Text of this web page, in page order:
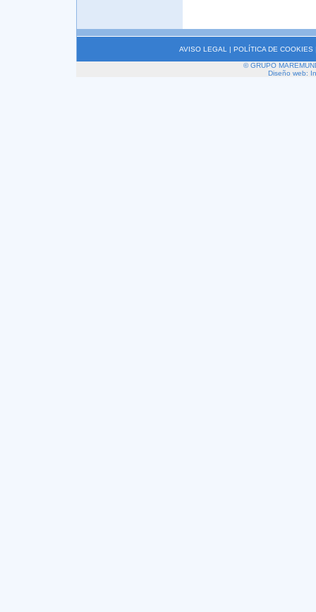
AVISO LEGAL | POLÍTICA DE COOKIES
© GRUPO
Diseño web: